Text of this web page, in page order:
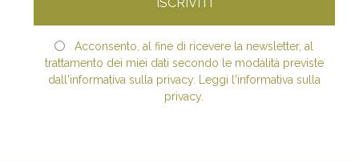
Acconsento, al fine di ricevere la newsletter, al
trattamento dei miei dati secondo le modalità previste
dall'informativa sulla privacy. Leggi l'informativa sulla
privacy.